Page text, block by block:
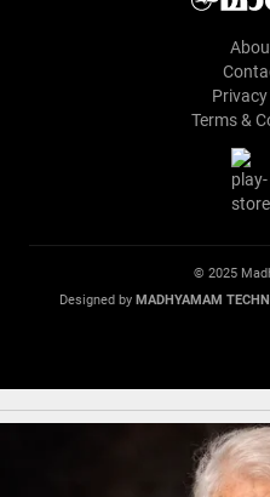
Terms &
© 2025
Designed by MADHYAMAM